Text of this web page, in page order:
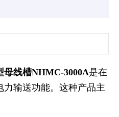
母线槽NHMC-3000A是在
输送功能。这种产品主